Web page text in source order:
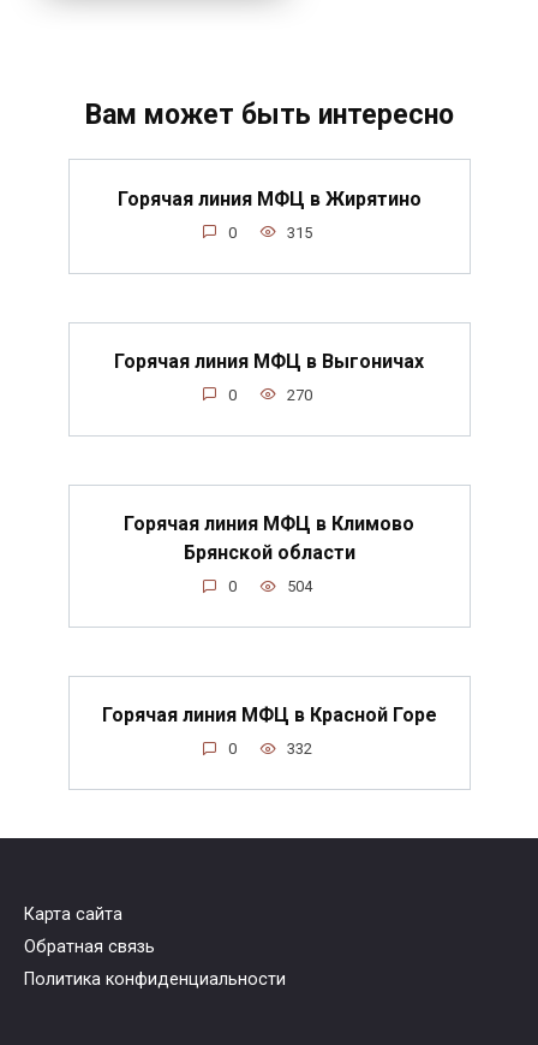
Вам может быть интересно
Горячая линия МФЦ в Жирятино
0 315
Горячая линия МФЦ в Выгоничах
0 270
Горячая линия МФЦ в Климово
Брянской области
0 504
Горячая линия МФЦ в Красной Горе
0 332
Карта сайта
Обратная связь
Политика конфиденциальности